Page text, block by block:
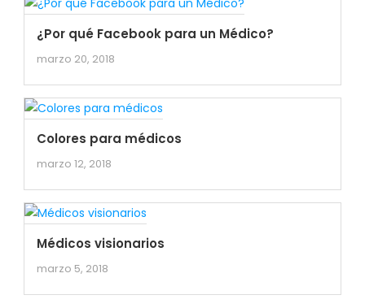
¿Por qué Facebook para un Médico?
marzo 20, 2018
Colores para médicos
marzo 12, 2018
Médicos visionarios
marzo 5, 2018